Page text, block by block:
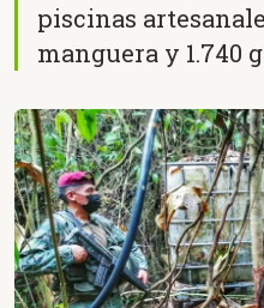
piscinas
manguera y 1.740